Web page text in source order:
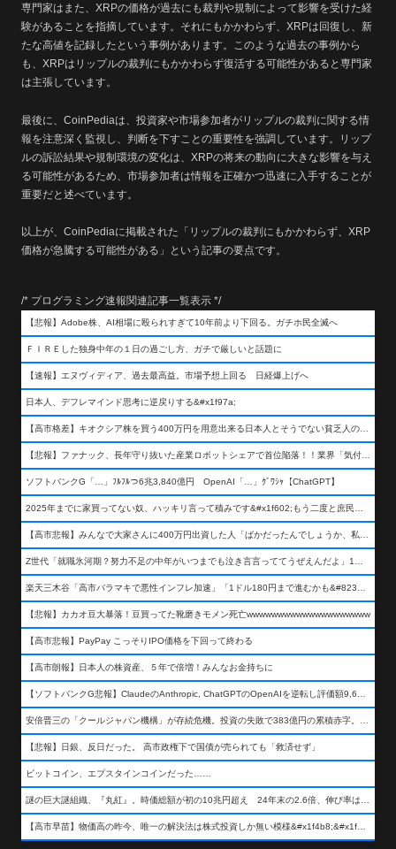
専門家はまた、XRPの価格が過去にも裁判や規制によって影響を受けた経
験があることを指摘しています。それにもかかわらず、XRPは回復し、新
たな高値を記録したという事例があります。このような過去の事例から
も、XRPはリップルの裁判にもかかわらず復活する可能性があると専門家
は主張しています。
最後に、CoinPediaは、投資家や市場参加者がリップルの裁判に関する情
報を注意深く監視し、判断を下すことの重要性を強調しています。リップ
ルの訴訟結果や規制環境の変化は、XRPの将来の動向に大きな影響を与え
る可能性があるため、市場参加者は情報を正確かつ迅速に入手することが
重要だと述べています。
以上が、CoinPediaに掲載された「リップルの裁判にもかかわらず、XRP
価格が急騰する可能性がある」という記事の要点です。
/* プログラミング速報関連記事一覧表示 */
【悲報】Adobe株、AI相場に殴られすぎて10年前より下回る。ガチホ民全滅へ
ＦＩＲＥした独身中年の１日の過ごし方、ガチで厳しいと話題に
【速報】エヌヴィディア、過去最高益。市場予想上回る 日経爆上げへ
日本人、デフレマインド思考に逆戻りする&#x1f97a;
ソフトバンクG「…」ﾌﾙﾌﾙつ6兆3,840億円 OpenAI「…」ｸﾞﾜｼｬ【ChatGPT】
【悲報】カカオ豆大暴落！豆買ってた靴磨きモメン死亡wwwwwwwwwwwwwwwwwwww
【高市悲報】PayPay こっそりIPO価格を下回って終わる
【高市朗報】日本人の株資産、５年で倍増！みんなお金持ちに
【悲報】日銀、反日だった。 高市政権下で国債が売られても「救済せず」
ビットコイン、エプスタインコインだった……